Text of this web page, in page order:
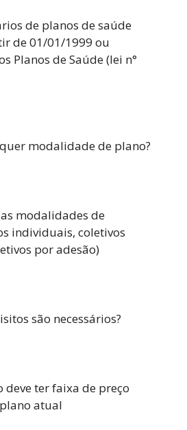
de planos de saúde
de 01/01/1999 ou
Planos de Saúde (lei n°
modalidade de plano?
modalidades de
individuais, coletivos
por adesão)
são necessários?
deve ter faixa de preço
atual